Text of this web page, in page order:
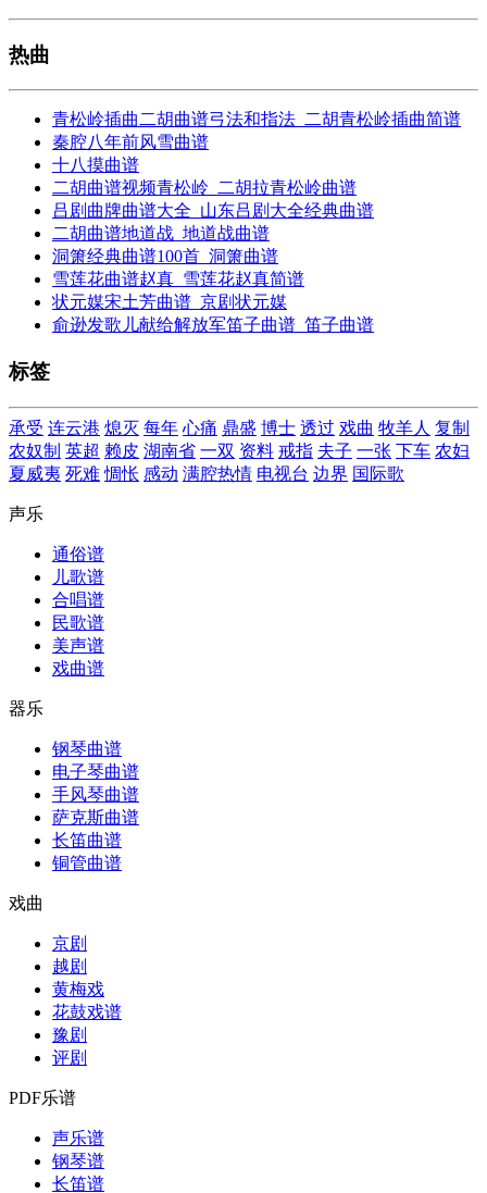
热曲
青松岭插曲二胡曲谱弓法和指法_二胡青松岭插曲简谱
秦腔八年前风雪曲谱
十八摸曲谱
二胡曲谱视频青松岭_二胡拉青松岭曲谱
吕剧曲牌曲谱大全_山东吕剧大全经典曲谱
二胡曲谱地道战_地道战曲谱
洞箫经典曲谱100首_洞箫曲谱
雪莲花曲谱赵真_雪莲花赵真简谱
状元媒宋土芳曲谱_京剧状元媒
俞逊发歌儿献给解放军笛子曲谱_笛子曲谱
标签
承受 连云港 熄灭 每年 心痛 鼎盛 博士 透过 戏曲 牧羊人 复制
农奴制 英超 赖皮 湖南省 一双 资料 戒指 夫子 一张 下车 农妇
夏威夷 死难 惆怅 感动 满腔热情 电视台 边界 国际歌
声乐
通俗谱
儿歌谱
合唱谱
民歌谱
美声谱
戏曲谱
器乐
钢琴曲谱
电子琴曲谱
手风琴曲谱
萨克斯曲谱
长笛曲谱
铜管曲谱
戏曲
京剧
越剧
黄梅戏
花鼓戏谱
豫剧
评剧
PDF乐谱
声乐谱
钢琴谱
长笛谱